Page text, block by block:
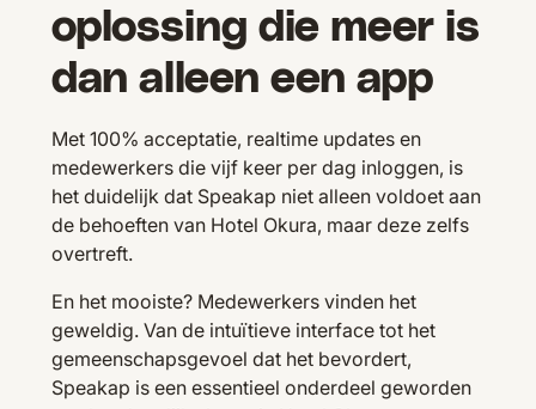
oplossing die meer is
dan alleen een app
Met 100% acceptatie, realtime updates en
medewerkers die vijf keer per dag inloggen, is
het duidelijk dat Speakap niet alleen voldoet aan
de behoeften van Hotel Okura, maar deze zelfs
overtreft.
En het mooiste? Medewerkers vinden het
geweldig. Van de intuïtieve interface tot het
gemeenschapsgevoel dat het bevordert,
Speakap is een essentieel onderdeel geworden